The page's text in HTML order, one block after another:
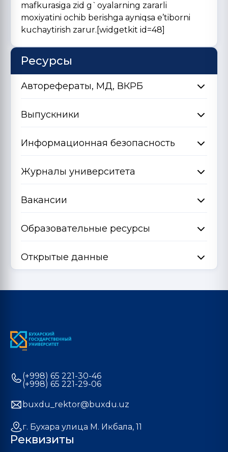
mafkurasiga zid g`oyalarning zararli
moxiyatini ochib berishga ayniqsa e’tiborni
kuchaytirish zarur.[widgetkit id=48]
Ресурсы
Авторефераты, МД, ВКРБ
Выпускники
Информационная безопасность
Журналы университета
Вакансии
Образовательные ресурсы
Открытые данные
(+998) 65 221-30-46
(+998) 65 221-29-06
buxdu_rektor@buxdu.uz
г. Бухара улица М. Икбала, 11
Реквизиты